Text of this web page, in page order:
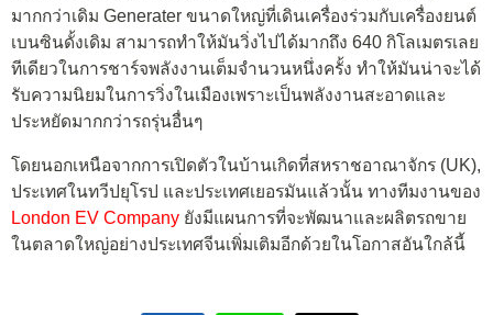
มากกว่าเดิม Generater ขนาดใหญ่ที่เดินเครื่องร่วมกับเครื่องยนต์
เบนซินดั้งเดิม สามารถทำให้มันวิ่งไปได้มากถึง 640 กิโลเมตรเลย
ทีเดียวในการชาร์จพลังงานเต็มจำนวนหนึ่งครั้ง ทำให้มันน่าจะได้
รับความนิยมในการวิ่งในเมืองเพราะเป็นพลังงานสะอาดและ
ประหยัดมากกว่ารถรุ่นอื่นๆ
โดยนอกเหนือจากการเปิดตัวในบ้านเกิดที่สหราชอาณาจักร (UK),
ประเทศในทวีปยุโรป และประเทศเยอรมันแล้วนั้น ทางทีมงานของ
London EV Company ยังมีแผนการที่จะพัฒนาและผลิตรถขาย
ในตลาดใหญ่อย่างประเทศจีนเพิ่มเติมอีกด้วยในโอกาสอันใกล้นี้